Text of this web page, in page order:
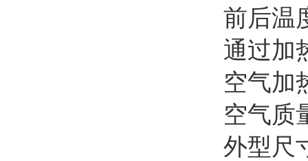
前后温
通过加
空气加
空气质
外型尺